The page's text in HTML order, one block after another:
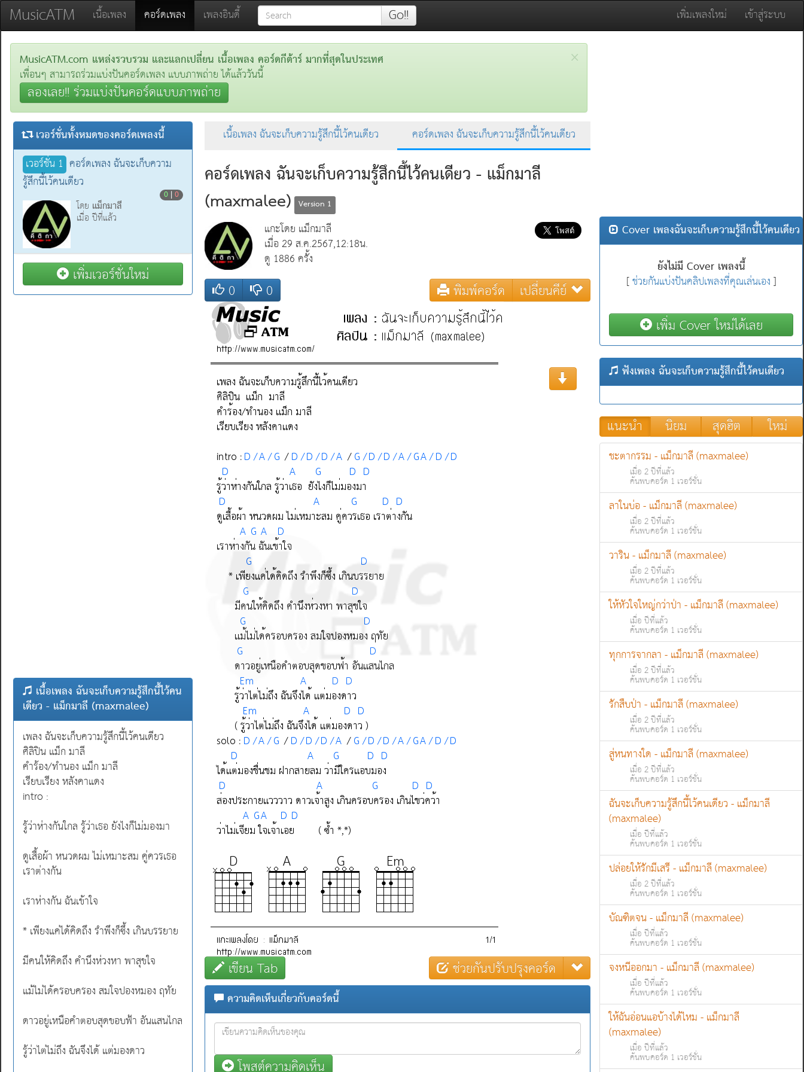
MusicATM เนื้อเพลง คอร์ดเพลง (current)
เพลงอินดี้ Go!! เพิ่มเพลงใหม่ เข้าสู่ระบบ
×
MusicATM.com แหล่งรวบรวม และแลกเปลี่ยน เนื้อเพลง คอร์ดกีต้าร์ มากที่สุดในประเทศ
เพื่อนๆ สามารถร่วมแบ่งปันคอร์ดเพลง แบบภาพถ่าย ได้แล้ววันนี้
ลองเลย!! ร่วมแบ่งปันคอร์ดแบบภาพถ่าย
เนื้อเพลง ฉันจะเก็บความรู้สึกนี้ไว้คนเดียว คอร์ดเพลง ฉันจะเก็บความรู้สึกนี้ไว้คนเดียว
คอร์ดเพลง ฉันจะเก็บความรู้สึกนี้ไว้คนเดียว - แม็กมาลี
(maxmalee) Version 1
แกะโดย แม็กมาลี
เมื่อ 29 ส.ค.2567,12:18น.
ดู 1886 ครั้ง
0 0 พิมพ์คอร์ด เปลี่ยนคีย์
เขียน Tab ช่วยกันปรับปรุงคอร์ด
ความคิดเห็นเกี่ยวกับคอร์ดนี้
โพสต์ความคิดเห็น
เวอร์ชั่นทั้งหมดของคอร์ดเพลงนี้
เวอร์ชั่น 1 คอร์ดเพลง ฉันจะเก็บความ
รู้สึกนี้ไว้คนเดียว
0 |0
โดย แม็กมาลี
เมื่อ ปีที่แล้ว
เพิ่มเวอร์ชั่นใหม่
เนื้อเพลง ฉันจะเก็บความรู้สึกนี้ไว้คน
เดียว - แม็กมาลี (maxmalee)
เพลง ฉันจะเก็บความรู้สึกนี้ไว้คนเดียว
ศิลิปิน แม็ก มาลี
คำร้อง/ทำนอง แม็ก มาลี
เรียบเรียง หลังคาแดง
intro :
รู้ว่าห่างกันใกล รู้ว่าเธอ ยังไงก็ไม่มองมา
ดูเสื้อผ้า หนวดผม ไม่เหมาะสม คู่ควรเธอ
เราต่างกัน
เราห่างกัน ฉันเข้าใจ
* เพียงแค่ได้คิดถึง รำพึงก็ซึ้ง เกินบรรยาย
มีคนให้คิดถึง คำนึงห่วงหา พาสุขใจ
แม้ไม่ได้ครอบครอง สมใจปองหมอง ฤทัย
ดาวอยู่เหนือคำตอบสุดขอบฟ้า อันแสนไกล
รู้ว่าไต่ไม่ถึง ฉันจึงได้ แต่มองดาว
Cover เพลงฉันจะเก็บความรู้สึกนี้ไว้คนเดียว
ยังไม่มี Cover เพลงนี้
[ช่วยกันแบ่งปันคลิปเพลงที่คุณเล่นเอง]
เพิ่ม Cover ใหม่ได้เลย
ฟังเพลง ฉันจะเก็บความรู้สึกนี้ไว้คนเดียว
แนะนำ นิยม สุดฮิต ใหม่
ชะตากรรม - แม็กมาลี (maxmalee)
เมื่อ 2 ปีที่แล้ว
ค้นพบคอร์ด 1 เวอร์ชั่น
ลาในบ่อ - แม็กมาลี (maxmalee)
เมื่อ 2 ปีที่แล้ว
ค้นพบคอร์ด 1 เวอร์ชั่น
วาริน - แม็กมาลี (maxmalee)
เมื่อ 2 ปีที่แล้ว
ค้นพบคอร์ด 1 เวอร์ชั่น
ให้หัวใจใหญ่กว่าป่า - แม็กมาลี (maxmalee)
เมื่อ ปีที่แล้ว
ค้นพบคอร์ด 1 เวอร์ชั่น
ทุกการจากลา - แม็กมาลี (maxmalee)
เมื่อ 2 ปีที่แล้ว
ค้นพบคอร์ด 1 เวอร์ชั่น
รักสืบป่า - แม็กมาลี (maxmalee)
เมื่อ 2 ปีที่แล้ว
ค้นพบคอร์ด 1 เวอร์ชั่น
สู่หนทางใด - แม็กมาลี (maxmalee)
เมื่อ 2 ปีที่แล้ว
ค้นพบคอร์ด 1 เวอร์ชั่น
ฉันจะเก็บความรู้สึกนี้ไว้คนเดียว - แม็กมาลี
(maxmalee)
เมื่อ ปีที่แล้ว
ค้นพบคอร์ด 1 เวอร์ชั่น
ปล่อยให้รักมีเสรี - แม็กมาลี (maxmalee)
เมื่อ 2 ปีที่แล้ว
ค้นพบคอร์ด 1 เวอร์ชั่น
บัณฑิตจน - แม็กมาลี (maxmalee)
เมื่อ ปีที่แล้ว
ค้นพบคอร์ด 1 เวอร์ชั่น
จงหนีออกมา - แม็กมาลี (maxmalee)
เมื่อ ปีที่แล้ว
ค้นพบคอร์ด 1 เวอร์ชั่น
ให้ฉันอ่อนแอบ้างได้ไหม - แม็กมาลี
(maxmalee)
เมื่อ ปีที่แล้ว
ค้นพบคอร์ด 1 เวอร์ชั่น